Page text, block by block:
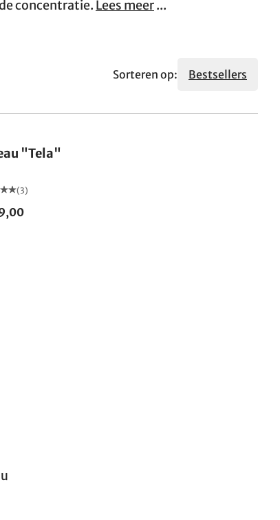
concentratie. Lees meer...
Sorteren op: Bestsellers
"Tela"
(3)